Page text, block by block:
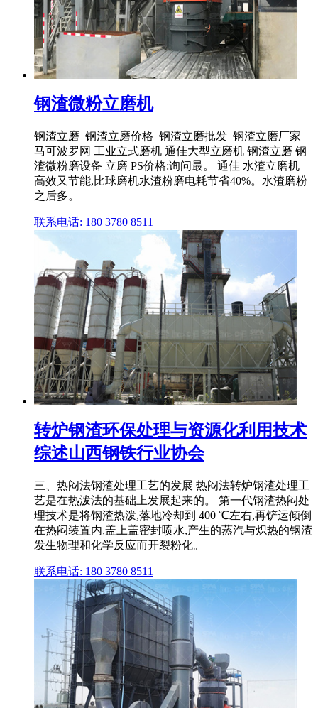
钢渣微粉立磨机
钢渣立磨_钢渣立磨价格_钢渣立磨批发_钢渣立磨厂家_
马可波罗网 工业立式磨机 通佳大型立磨机 钢渣立磨 钢
渣微粉磨设备 立磨 PS价格:询问最。 通佳 水渣立磨机
高效又节能,比球磨机水渣粉磨电耗节省40%。水渣磨粉
之后多。
联系电话: 180 3780 8511
转炉钢渣环保处理与资源化利用技术
综述山西钢铁行业协会
三、热闷法钢渣处理工艺的发展 热闷法转炉钢渣处理工
艺是在热泼法的基础上发展起来的。 第一代钢渣热闷处
理技术是将钢渣热泼,落地冷却到 400 ℃左右,再铲运倾倒
在热闷装置内,盖上盖密封喷水,产生的蒸汽与炽热的钢渣
发生物理和化学反应而开裂粉化。
联系电话: 180 3780 8511